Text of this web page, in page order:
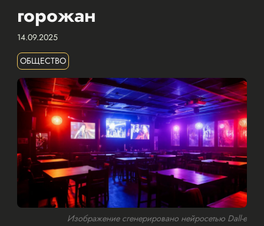
горожан
14.09.2025
ОБЩЕСТВО
Изображение сгенерировано нейросетью Dall-e